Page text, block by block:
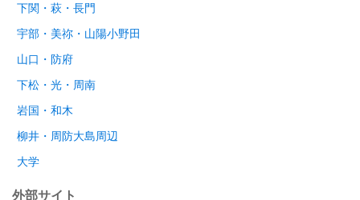
下関・萩・長門
宇部・美祢・山陽小野田
山口・防府
下松・光・周南
岩国・和木
柳井・周防大島周辺
大学
外部サイト